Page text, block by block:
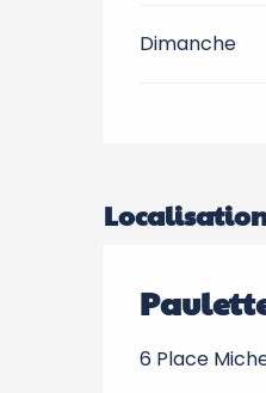
Dimanche
6 Place